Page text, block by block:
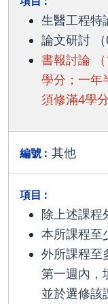
生醫工程特
論文研討 （
書報討論
學分；一年
須修滿4學分
其他
除上述課程
本所課程至
外所課程至
第一週內，
並於選修該